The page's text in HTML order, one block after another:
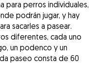
para perros individuales,
podrán jugar, y hay
sacarles a pasear.
diferentes, cada uno
un podenco y un
paseo consta de 60